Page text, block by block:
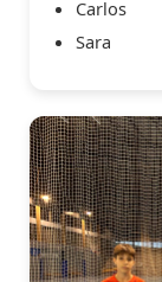
Carlos
Sara